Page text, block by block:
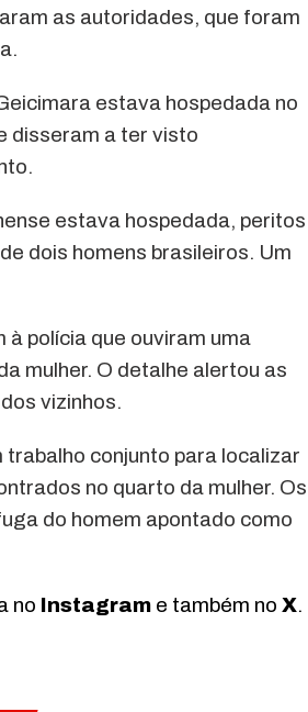
as autoridades, que foram
estava hospedada no
disseram a ter visto
estava hospedada, peritos
dois homens brasileiros. Um
polícia que ouviram uma
mulher. O detalhe alertou as
vizinhos.
conjunto para localizar
no quarto da mulher. Os
do homem apontado como
no Instagram e também no X.